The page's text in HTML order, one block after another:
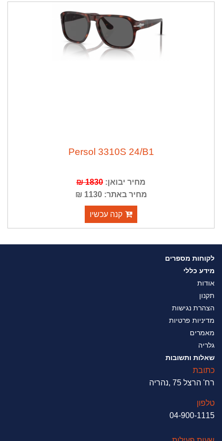
Persol 3310S 24/B1
מחיר יבואן:1830 ₪
מחיר באתר: 1130 ₪
קנה עכשיו
לקוחות מספרים
מידע כללי
אודות
תקנון
הצהרת נגישות
מדיניות פרטיות
מאמרים
גלריה
שאלות ותשובות
כתובת
רח' הרצל 75 ,נהריה
טלפון
04-900-1115